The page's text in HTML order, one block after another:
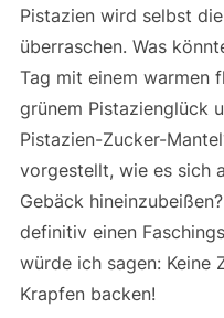
Pistazien wird selbst
überraschen. Was
Tag mit einem warmen
grünem Pistazienglück
Pistazien-Zucker-
vorgestellt, wie es sich
Gebäck
definitiv einen
würde ich sagen: Keine
Krapfen backen!